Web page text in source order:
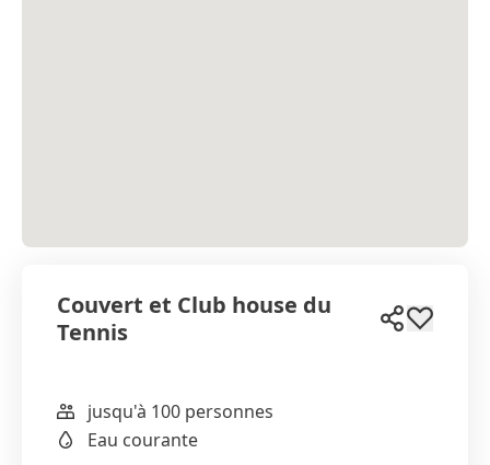
Couvert et Club house du
Tennis
WhatsApp
Email
jusqu'à 100 personnes
Eau courante